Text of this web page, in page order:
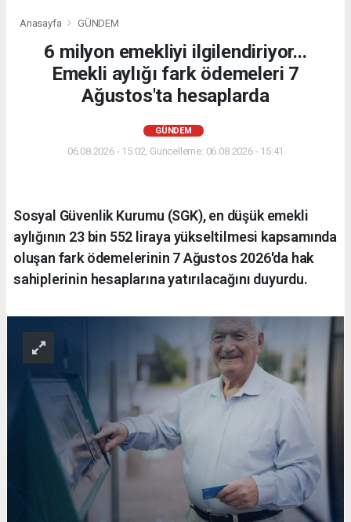
Anasayfa GÜNDEM
6 milyon emekliyi ilgilendiriyor...
Emekli aylığı fark ödemeleri 7
Ağustos'ta hesaplarda
GÜNDEM
06.08.2026 - 15:02, Güncelleme: 06.08.2026 - 15:41
Sosyal Güvenlik Kurumu (SGK), en düşük emekli
aylığının 23 bin 552 liraya yükseltilmesi kapsamında
oluşan fark ödemelerinin 7 Ağustos 2026'da hak
sahiplerinin hesaplarına yatırılacağını duyurdu.